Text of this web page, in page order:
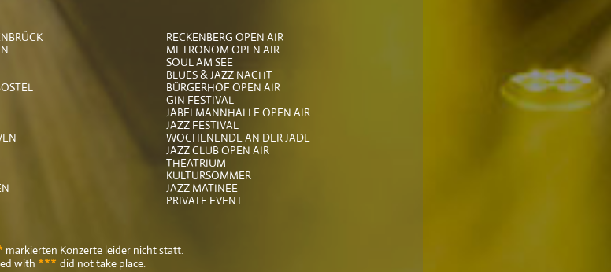
RECKENBERG OPEN AIR
METRONOM OPEN AIR
SOUL AM SEE
BLUES & JAZZ NACHT
BÜRGERHOF OPEN AIR
GIN FESTIVAL
JABELMANNHALLE OPEN AIR
JAZZ FESTIVAL
WOCHENENDE AN DER JADE
JAZZ CLUB OPEN AIR
THEATRIUM
KULTURSOMMER
JAZZ MATINEE
PRIVATE EVENT
markierten Konzerte leider nicht statt.
with *** did not take place.